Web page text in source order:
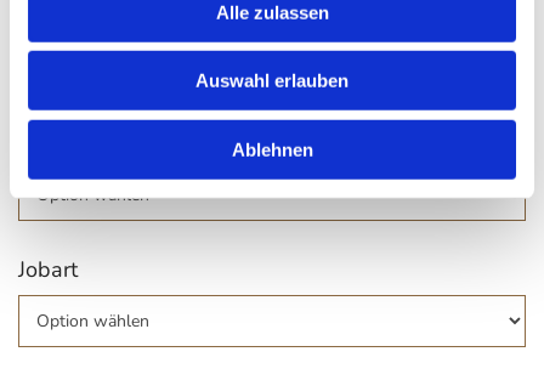
Alle zulassen
Auswahl erlauben
Ablehnen
Jobart